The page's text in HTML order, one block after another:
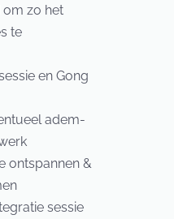
zo het
te
en Gong
adem-
ontspannen &
sessie